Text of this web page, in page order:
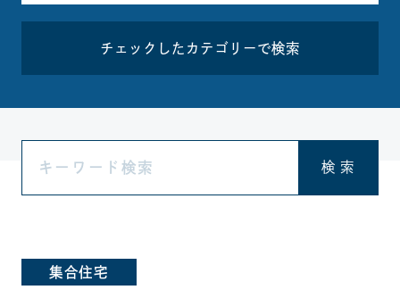
チェックしたカテゴリーで検索
検 索
集合住宅